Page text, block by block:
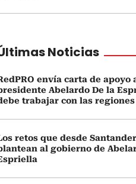
Noticias
envía carta de apoyo
Abelardo De la
trabajar con las regiones
retos que desde
al gobierno de